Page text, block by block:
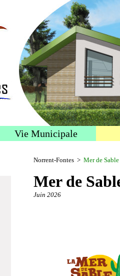
Vie Municipale
Norrent-Fontes >Mer de Sable
Mer de
Juin 2026